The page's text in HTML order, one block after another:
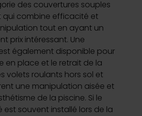
des couvertures souples
qui combine efficacité et
tout en ayant un
prix intéressant. Une
également disponible pour
en place et le retrait de la
volets roulants hors sol et
une manipulation aisée et
de la piscine. Si le
est souvent installé lors de la